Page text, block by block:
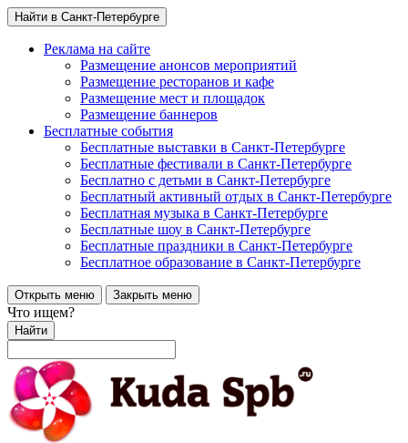
Найти в Санкт-Петербурге
Реклама на сайте
Размещение анонсов мероприятий
Размещение ресторанов и кафе
Размещение мест и площадок
Размещение баннеров
Бесплатные события
Бесплатные выставки в Санкт-Петербурге
Бесплатные фестивали в Санкт-Петербурге
Бесплатно с детьми в Санкт-Петербурге
Бесплатный активный отдых в Санкт-Петербурге
Бесплатная музыка в Санкт-Петербурге
Бесплатные шоу в Санкт-Петербурге
Бесплатные праздники в Санкт-Петербурге
Бесплатное образование в Санкт-Петербурге
Открыть меню Закрыть меню
Что ищем?
Найти